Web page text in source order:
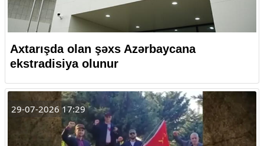
Axtarışda olan şəxs Azərbaycana
ekstradisiya olunur
29-07-2026 17:29